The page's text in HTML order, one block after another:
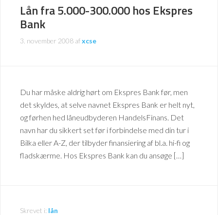
Lån fra 5.000-300.000 hos Ekspres
Bank
3. november 2008 afxcse
Du har måske aldrig hørt om Ekspres Bank før, men
det skyldes, at selve navnet Ekspres Bank er helt nyt,
og førhen hed låneudbyderen HandelsFinans. Det
navn har du sikkert set før i forbindelse med din tur i
Bilka eller A-Z, der tilbyder finansiering af bl.a. hi-fi og
fladskærme. Hos Ekspres Bank kan du ansøge […]
Skrevet i: lån